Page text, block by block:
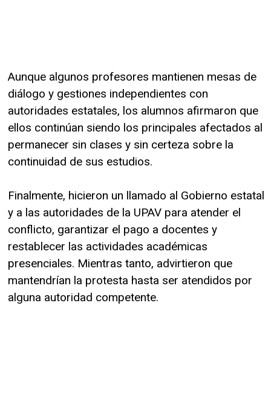
Aunque algunos profesores mantienen mesas de
diálogo y gestiones independientes con
autoridades estatales, los alumnos afirmaron que
ellos continúan siendo los principales afectados al
permanecer sin clases y sin certeza sobre la
continuidad de sus estudios.
Finalmente, hicieron un llamado al Gobierno estatal
y a las autoridades de la UPAV para atender el
conflicto, garantizar el pago a docentes y
restablecer las actividades académicas
presenciales. Mientras tanto, advirtieron que
mantendrían la protesta hasta ser atendidos por
alguna autoridad competente.